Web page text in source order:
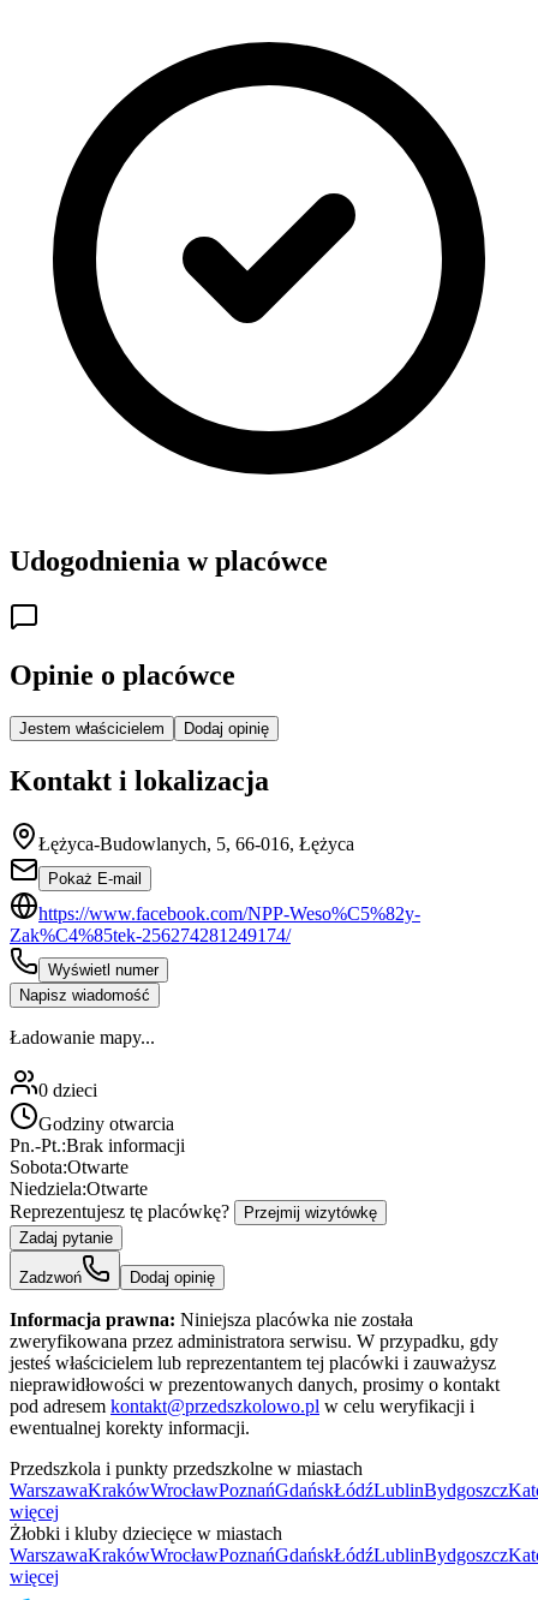
Udogodnienia w placówce
Opinie o placówce
Jestem właścicielem Dodaj opinię
Kontakt i lokalizacja
Łężyca-Budowlanych, 5, 66-016, Łężyca
Pokaż E-mail
https://www.facebook.com/NPP-Weso%C5%82y-
Zak%C4%85tek-256274281249174/
Wyświetl numer
Napisz wiadomość
Ładowanie mapy...
0 dzieci
Godziny otwarcia
Pn.-Pt.:Brak informacji
Sobota:Otwarte
Niedziela:Otwarte
Reprezentujesz tę placówkę?
Przejmij wizytówkę
Zadaj pytanie
Zadzwoń Dodaj opinię
Informacja prawna: Niniejsza placówka nie została
zweryfikowana przez administratora serwisu. W przypadku, gdy
jesteś właścicielem lub reprezentantem tej placówki i zauważysz
nieprawidłowości w prezentowanych danych, prosimy o kontakt
pod adresem kontakt@przedszkolowo.pl w celu weryfikacji i
ewentualnej korekty informacji.
Przedszkola i punkty przedszkolne w miastach
WarszawaKrakówWrocławPoznańGdańskŁódźLublinBydgoszcz
więcej
Żłobki i kluby dziecięce w miastach
WarszawaKrakówWrocławPoznańGdańskŁódźLublinBydgoszcz
więcej